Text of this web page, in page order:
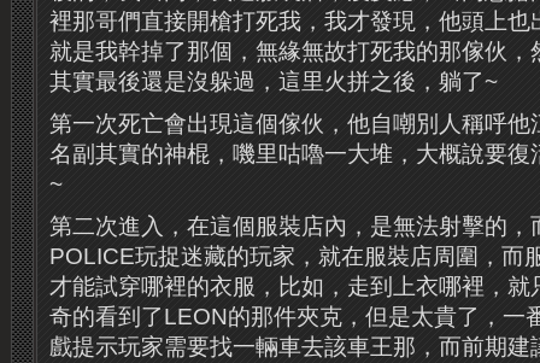
裡那哥們直接開槍打死我，我才發現，他頭上也
就是我幹掉了那個，無緣無故打死我的那傢伙，
其實最後還是沒躲過，這里火拼之後，躺了~
第一次死亡會出現這個傢伙，他自嘲別人稱呼他
名副其實的神棍，嘰里咕嚕一大堆，大概說要復
~
第二次進入，在這個服裝店內，是無法射擊的，
POLICE玩捉迷藏的玩家，就在服裝店周圍，而
才能試穿哪裡的衣服，比如，走到上衣哪裡，就
奇的看到了LEON的那件夾克，但是太貴了，一
戲提示玩家需要找一輛車去該車王那，而前期